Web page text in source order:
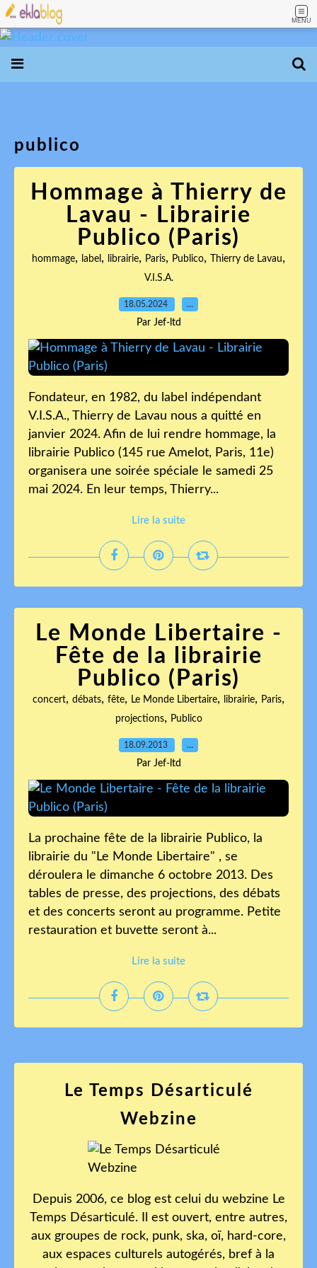
MENU
publico
Hommage à Thierry de
Lavau - Librairie
Publico (Paris)
hommage, label , librairie, Paris, Publico, Thierry de Lavau,
V.I.S.A.
18.05.2024 …
Par Jef-ltd
Fondateur, en 1982, du label indépendant
V.I.S.A., Thierry de Lavau nous a quitté en
janvier 2024. Afin de lui rendre hommage, la
librairie Publico (145 rue Amelot, Paris, 11e)
organisera une soirée spéciale le samedi 25
mai 2024. En leur temps, Thierry...
Lire la suite
Le Monde Libertaire -
Fête de la librairie
Publico (Paris)
concert, débats, fête, Le Monde Libertaire, librairie, Paris,
projections, Publico
18.09.2013 …
Par Jef-ltd
La prochaine fête de la librairie Publico, la
librairie du "Le Monde Libertaire" , se
déroulera le dimanche 6 octobre 2013. Des
tables de presse, des projections, des débats
et des concerts seront au programme. Petite
restauration et buvette seront à...
Lire la suite
Le Temps Désarticulé
Webzine
Depuis 2006, ce blog est celui du webzine Le
Temps Désarticulé. Il est ouvert, entre autres,
aux groupes de rock, punk, ska, oï, hard-core,
aux espaces culturels autogérés, bref à la